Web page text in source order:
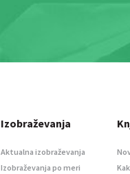
Izobraževanja
Aktualna izobraževanja
Izobraževanja po meri